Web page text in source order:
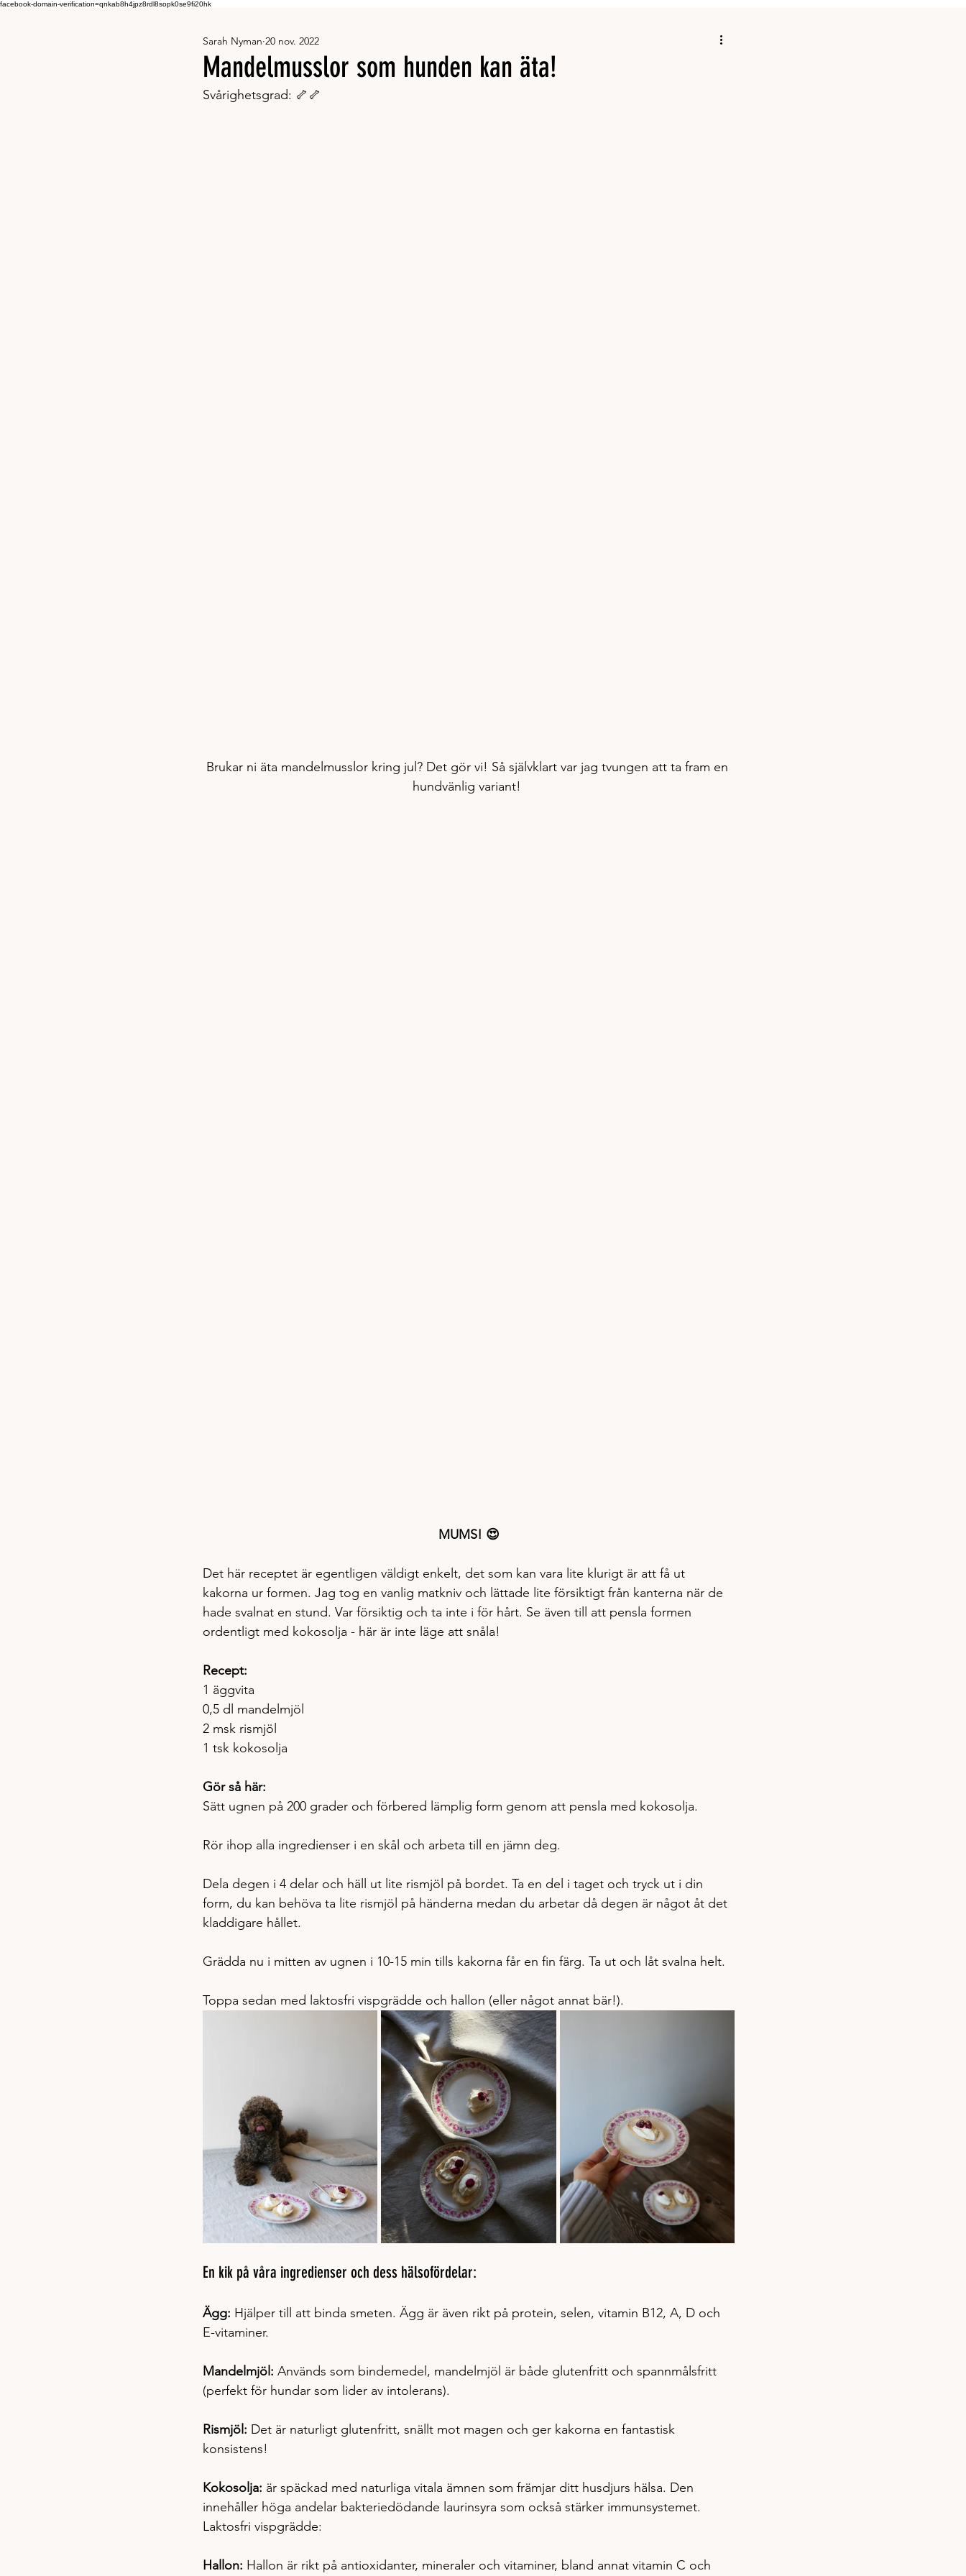
facebook-domain-verification=qnkab8h4jpz8rdl8sopk0se9fi20hk
Mandelmusslor som hunden kan äta!
Sarah Nyman 20 nov. 2022
Svårighetsgrad: 🦴🦴
Brukar ni äta mandelmusslor kring jul? Det gör vi! Så självklart var jag tvungen att ta fram en
hundvänlig variant!
MUMS! 😍
Det här receptet är egentligen väldigt enkelt, det som kan vara lite klurigt är att få ut
kakorna ur formen. Jag tog en vanlig matkniv och lättade lite försiktigt från kanterna när de
hade svalnat en stund. Var försiktig och ta inte i för hårt. Se även till att pensla formen
ordentligt med kokosolja - här är inte läge att snåla!
Recept:
1 äggvita
0,5 dl mandelmjöl
2 msk rismjöl
1 tsk kokosolja
Gör så här:
Sätt ugnen på 200 grader och förbered lämplig form genom att pensla med kokosolja.
Rör ihop alla ingredienser i en skål och arbeta till en jämn deg.
Dela degen i 4 delar och häll ut lite rismjöl på bordet. Ta en del i taget och tryck ut i din
form, du kan behöva ta lite rismjöl på händerna medan du arbetar då degen är något åt det
kladdigare hållet.
Grädda nu i mitten av ugnen i 10-15 min tills kakorna får en fin färg. Ta ut och låt svalna helt.
Toppa sedan med laktosfri vispgrädde och hallon (eller något annat bär!).
En kik på våra ingredienser och dess hälsofördelar:
Ägg: Hjälper till att binda smeten. Ägg är även rikt på protein, selen, vitamin B12, A, D och
E-vitaminer.
Mandelmjöl: Används som bindemedel, mandelmjöl är både glutenfritt och spannmålsfritt
(perfekt för hundar som lider av intolerans).
Rismjöl: Det är naturligt glutenfritt, snällt mot magen och ger kakorna en fantastisk
konsistens!
Kokosolja: är späckad med naturliga vitala ämnen som främjar ditt husdjurs hälsa. Den
innehåller höga andelar bakteriedödande laurinsyra som också stärker immunsystemet.
Laktosfri vispgrädde:
Hallon: Hallon är rikt på antioxidanter, mineraler och vitaminer, bland annat vitamin C och